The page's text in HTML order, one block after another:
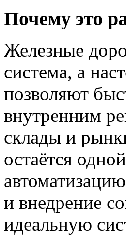
Почему это
Железные
система, а
позволяют
внутренним
склады и
остаётся
и внедрение
идеальную